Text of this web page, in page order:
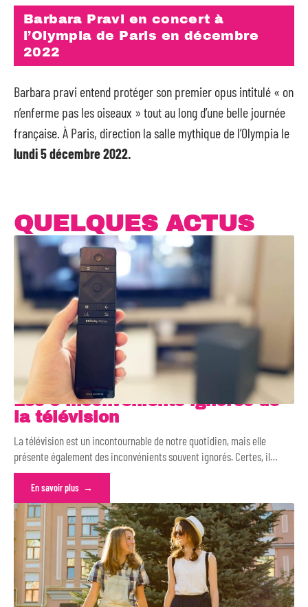
Barbara Pravi en concert à
l’Olympia de Paris en décembre
2022
Barbara pravi entend protéger son premier opus intitulé « on
n’enferme pas les oiseaux » tout au long d’une belle journée
française. À Paris, direction la salle mythique de l’Olympia le
lundi 5 décembre 2022.
QUELQUES ACTUS
Les 5 inconvénients ignorés de
la télévision
La télévision est un incontournable de notre quotidien, mais elle
présente également des inconvénients souvent ignorés. Certes, il…
En savoir plus